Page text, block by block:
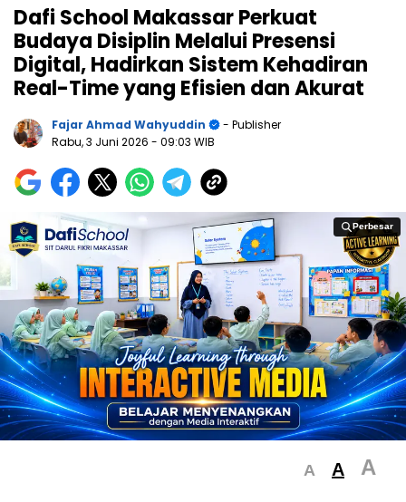
Dafi School Makassar Perkuat
Budaya Disiplin Melalui Presensi
Digital, Hadirkan Sistem Kehadiran
Real-Time yang Efisien dan Akurat
Fajar Ahmad Wahyuddin
- Publisher
Rabu, 3 Juni 2026 - 09:03 WIB
Perbesar
Perbesar
A A A